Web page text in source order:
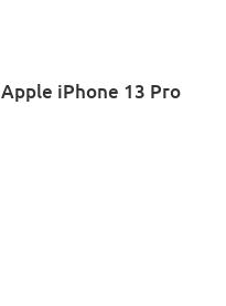
Apple iPhone 13 Pro